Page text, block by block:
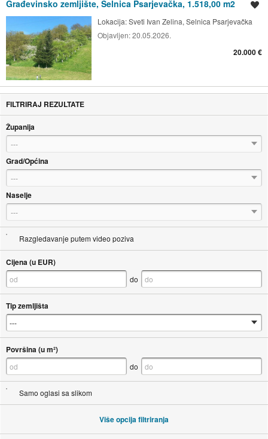
Građevinsko zemljište, Selnica Psarjevačka, 1.518,00 m2
Lokacija:Sveti Ivan Zelina, Selnica Psarjevačka
Objavljen:20.05.2026.
20.000 €
FILTRIRAJ REZULTATE
Županija
---
Grad/Općina
---
Naselje
---
Razgledavanje putem video poziva
Cijena (u EUR)
do
Tip zemljišta
Površina (u m²)
do
Samo oglasi sa slikom
Više opcija filtriranja